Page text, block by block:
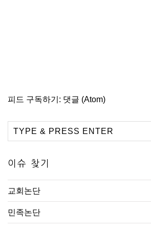
피드 구독하기: 댓글 (Atom)
이슈 찾기
교회논단
민족논단